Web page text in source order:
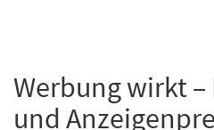
Werbung wirkt
und